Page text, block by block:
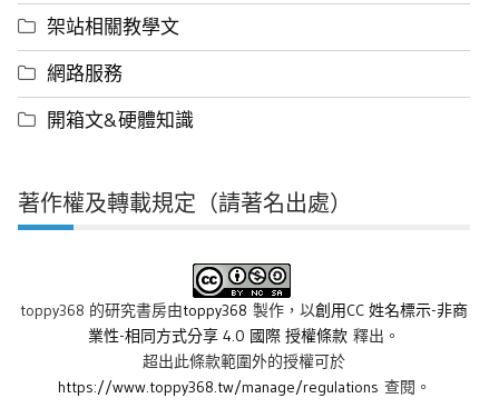
架站相關教學文
網路服務
開箱文&硬體知識
著作權及轉載規定（請著名出處）
toppy368 的研究書房由toppy368 製作，以創用CC 姓名標示-非商
業性-相同方式分享 4.0 國際 授權條款 釋出。
超出此條款範圍外的授權可於
https://www.toppy368.tw/manage/regulations 查閱。